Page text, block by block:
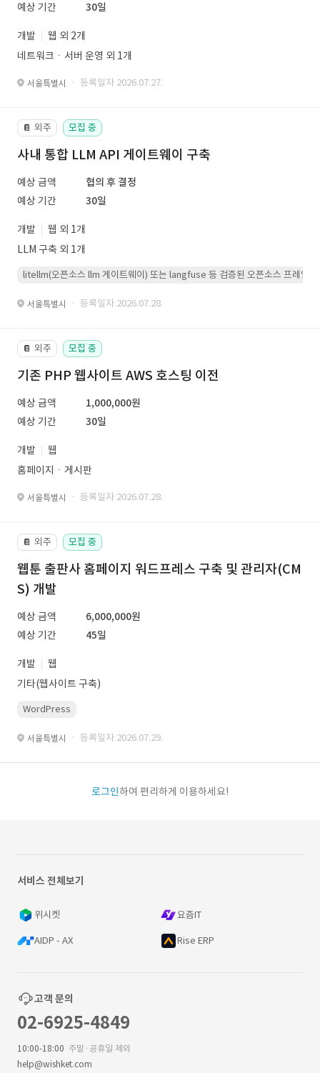
예상 기간
30일
개발
웹 외 2개
네트워크ㆍ서버 운영 외 1개
서울특별시 · 등록일자 2026.07.27.
📔 외주 모집 중
사내 통합 LLM API 게이트웨이 구축
예상 금액
협의 후 결정
예상 기간
30일
개발
웹 외 1개
LLM 구축 외 1개
litellm(오픈소스 llm 게이트웨이) 또는 langfuse 등 검증된 오픈소스 프레임워
서울특별시 · 등록일자 2026.07.28.
📔 외주 모집 중
기존 PHP 웹사이트 AWS 호스팅 이전
예상 금액
1,000,000원
예상 기간
30일
개발
웹
홈페이지ㆍ게시판
서울특별시 · 등록일자 2026.07.28.
📔 외주 모집 중
웹툰 출판사 홈페이지 워드프레스 구축 및 관리자(CM
S) 개발
예상 금액
6,000,000원
예상 기간
45일
개발
웹
기타(웹사이트 구축)
WordPress
서울특별시 · 등록일자 2026.07.29.
로그인하여 편리하게 이용하세요!
서비스 전체보기
위시켓 요즘IT
AIDP - AX Rise ERP
고객 문의
02-6925-4849
10:00-18:00 주말·공휴일 제외
help@wishket.com